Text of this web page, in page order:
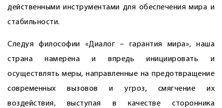
действенными инструментами для обеспечения мира и
стабильности.
Следуя философии «Диалог – гарантия мира», наша
страна намерена и впредь инициировать и
осуществлять меры, направленные на предотвращение
современных вызовов и угроз, смягчение их
воздействия, выступая в качестве сторонника